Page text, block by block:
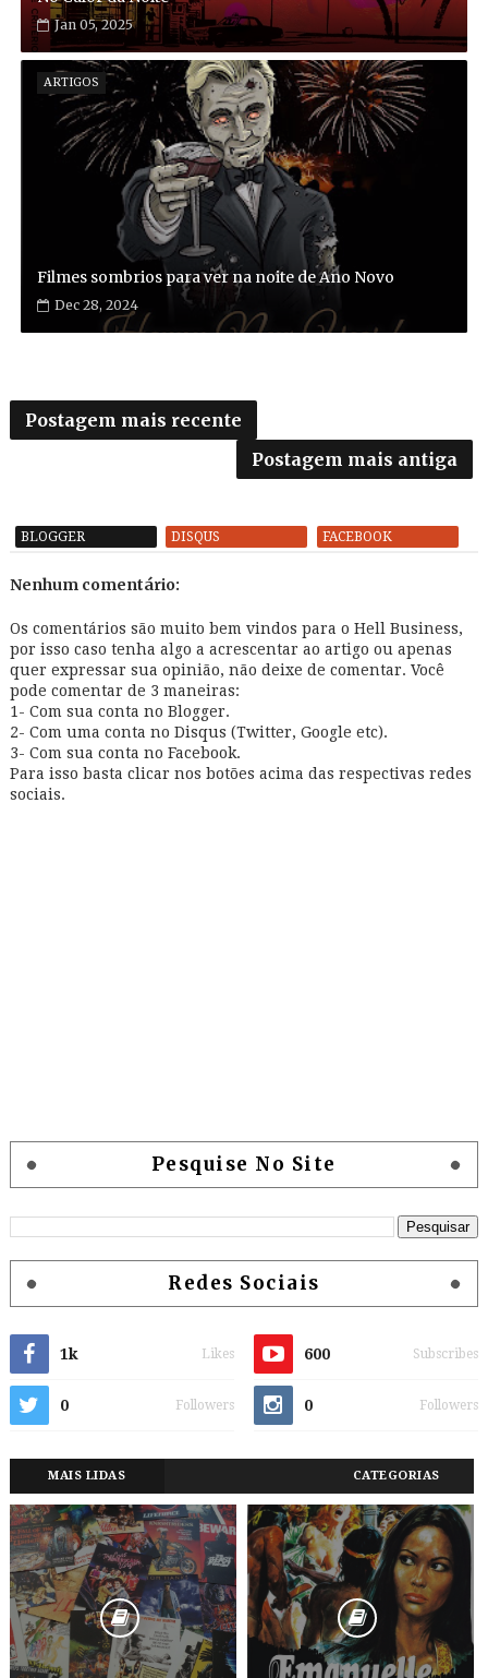
Jan 05, 2025
ARTIGOS
Filmes sombrios para ver na noite de Ano Novo
Dec 28, 2024
Postagem mais recente
Postagem mais antiga
BLOGGER DISQUS FACEBOOK
Nenhum comentário:
Os comentários são muito bem vindos para o Hell Business,
por isso caso tenha algo a acrescentar ao artigo ou apenas
quer expressar sua opinião, não deixe de comentar. Você
pode comentar de 3 maneiras:
1- Com sua conta no Blogger.
2- Com uma conta no Disqus (Twitter, Google etc).
3- Com sua conta no Facebook.
Para isso basta clicar nos botões acima das respectivas redes
sociais.
Pesquise No Site
Redes Sociais
1k Likes 600 Subscribes
0 Followers 0 Followers
MAIS LIDAS CATEGORIAS